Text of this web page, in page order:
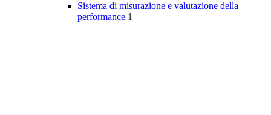
Sistema di misurazione e valutazione della
performance 1